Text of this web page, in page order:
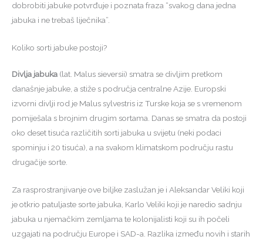
dobrobiti jabuke potvrđuje i poznata fraza “svakog dana jedna
jabuka i ne trebaš liječnika”.
Koliko sorti jabuke postoji?
Divlja jabuka (lat. Malus sieversii) smatra se divljim pretkom
današnje jabuke, a stiže s područja centralne Azije. Europski
izvorni divlji rod je Malus sylvestris iz Turske koja se s vremenom
pomiješala s brojnim drugim sortama. Danas se smatra da postoji
oko deset tisuća različitih sorti jabuka u svijetu (neki podaci
spominju i 20 tisuća), a na svakom klimatskom području rastu
drugačije sorte.
Za rasprostranjivanje ove biljke zaslužan je i Aleksandar Veliki koji
je otkrio patuljaste sorte jabuka, Karlo Veliki koji je naredio sadnju
jabuka u njemačkim zemljama te kolonijalisti koji su ih počeli
uzgajati na području Europe i SAD-a. Razlika između novih i starih